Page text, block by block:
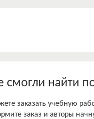
различных
«честь» в
тем, что чем более
смогли найти
заказать учебную
заказ и авторы